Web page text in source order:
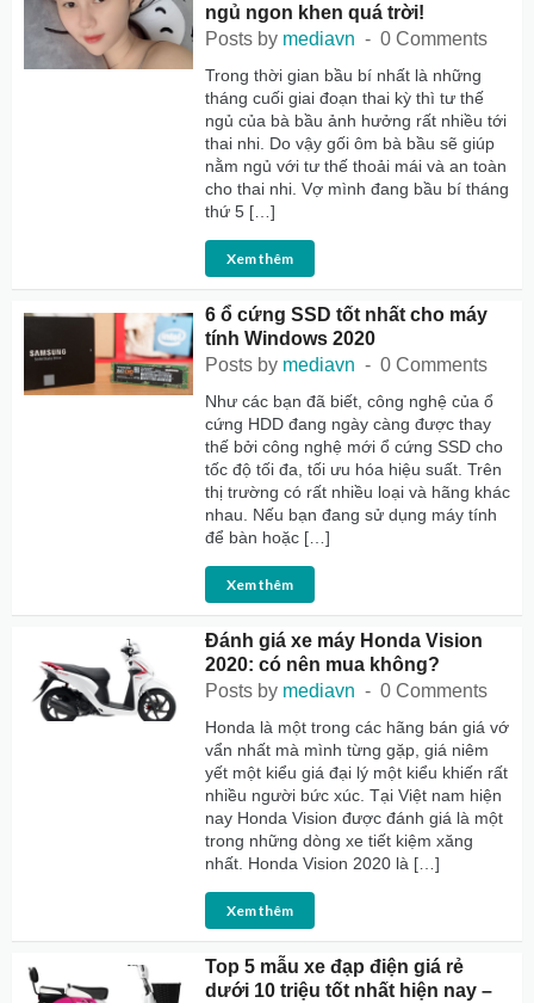
ngủ ngon khen quá trời!
Posts by mediavn 0 Comments
Trong thời gian bầu bí nhất là những
tháng cuối giai đoạn thai kỳ thì tư thế
ngủ của bà bầu ảnh hưởng rất nhiều tới
thai nhi. Do vậy gối ôm bà bầu sẽ giúp
nằm ngủ với tư thế thoải mái và an toàn
cho thai nhi. Vợ mình đang bầu bí tháng
thứ 5 […]
Xem thêm
6 ổ cứng SSD tốt nhất cho máy
tính Windows 2020
Posts by mediavn 0 Comments
Như các bạn đã biết, công nghệ của ổ
cứng HDD đang ngày càng được thay
thế bởi công nghệ mới ổ cứng SSD cho
tốc độ tối đa, tối ưu hóa hiệu suất. Trên
thị trường có rất nhiều loại và hãng khác
nhau. Nếu bạn đang sử dụng máy tính
để bàn hoặc […]
Xem thêm
Đánh giá xe máy Honda Vision
2020: có nên mua không?
Posts by mediavn 0 Comments
Honda là một trong các hãng bán giá vớ
vẩn nhất mà mình từng gặp, giá niêm
yết một kiểu giá đại lý một kiểu khiến rất
nhiều người bức xúc. Tại Việt nam hiện
nay Honda Vision được đánh giá là một
trong những dòng xe tiết kiệm xăng
nhất. Honda Vision 2020 là […]
Xem thêm
Top 5 mẫu xe đạp điện giá rẻ
dưới 10 triệu tốt nhất hiện nay –